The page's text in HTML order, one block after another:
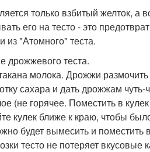
только взбитый желток, а
его на тесто - это
из "Атомного" теста.
дрожжевого теста.
молока. Дрожжи
сахара и дать дрожжам
(не горячее. Поместить в
кулек ближе к краю, чтобы
будет вымесить и поместить
тесто не потеряет вкусовые